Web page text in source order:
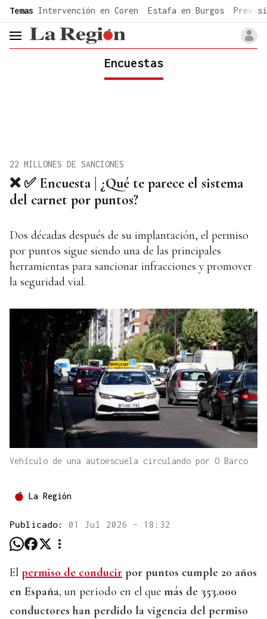
common.go-to-content
Temas Intervención en Coren Estafa en Burgos
header.menu.open
Encuestas
❌ ✅ Encuesta | ¿Qué te parece el sistema
del carnet por puntos?
22 MILLONES DE SANCIONES
Dos décadas después de su implantación, el permiso
por puntos sigue siendo una de las principales
herramientas para sancionar infracciones y promover
la seguridad vial.
Vehículo de una autoescuela circulando por O Barco
La Región
Publicado: 01 Jul 2026 - 18:32
El permiso de conducir por puntos cumple 20 años
en España, un periodo en el que más de 353.000
conductores han perdido la vigencia del permiso